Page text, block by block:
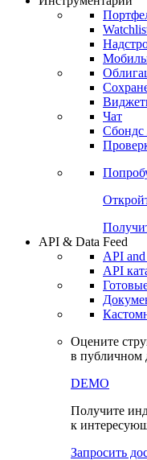
Чат
API & Data Feed
API and
API
Оцените
в публичном
DEMO
Получите
к
Запросить